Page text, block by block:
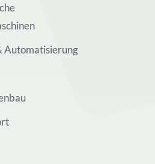
Automatisierung